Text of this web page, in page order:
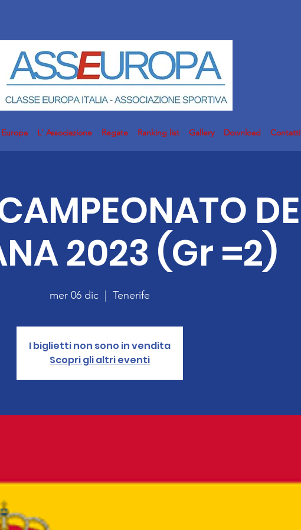
L' Associazione Regate Ranking list Gallery Download Contatti
DE
2023 (Gr =2)
mer 06 dic Tenerife
I biglietti non sono in vendita
Scopri gli altri eventi